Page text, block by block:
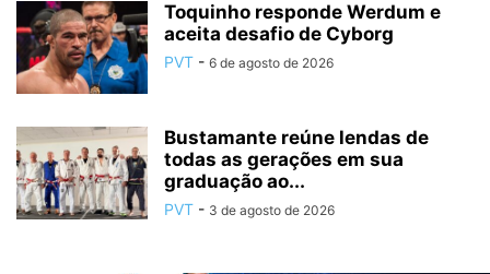
Toquinho responde Werdum e
aceita desafio de Cyborg
PVT - 6 de agosto de 2026
Bustamante reúne lendas de
todas as gerações em sua
graduação ao...
PVT - 3 de agosto de 2026